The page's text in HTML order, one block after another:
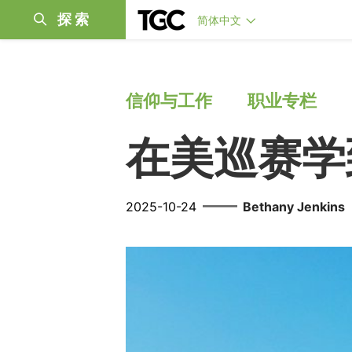
探索 简体中文
信仰与工作 职业专栏
在美巡赛
2025-10-24 —— Bethany Jenkins